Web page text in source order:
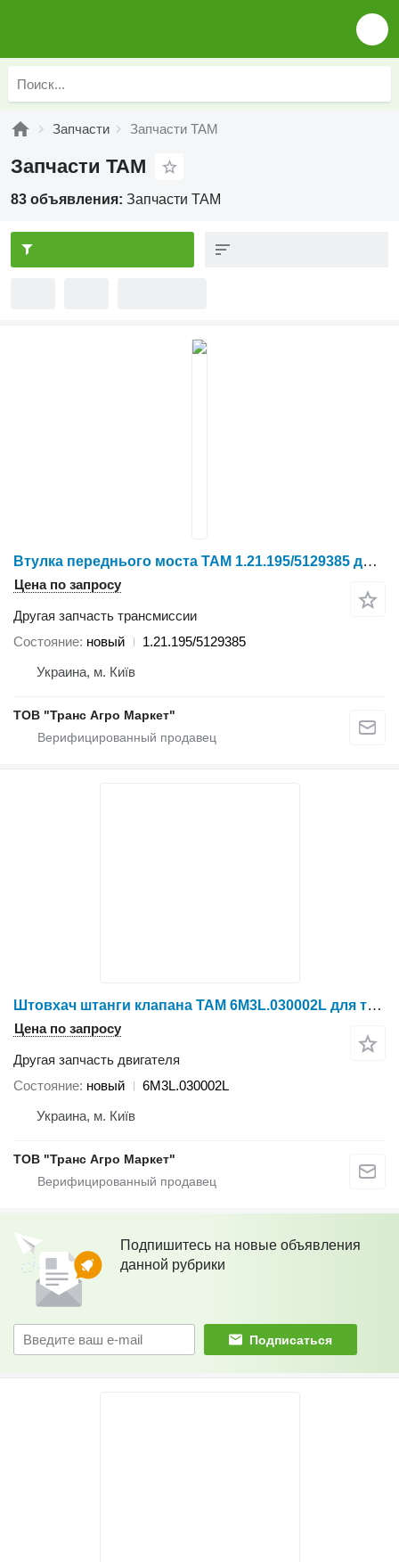
Запчасти Запчасти TAM
Запчасти TAM
83 объявления: Запчасти TAM
Втулка переднього моста TAM 1.21.195/5129385 для трактора колесного YTO X804/X904/LX954/NLX1024/NLX1054/X1204/NLX1304/NLX1404
Цена по запросу
Другая запчасть трансмиссии
Состояние новый
1.21.195/5129385
Украина, м. Київ
ТОВ "Транс Агро Маркет"
Штовхач штанги клапана TAM 6M3L.030002L для трактора колесного X804/X904/LX954/NLX1024/NLX1054/X1204/NLX1304/NLX1404
Цена по запросу
Другая запчасть двигателя
Состояние новый
6M3L.030002L
Украина, м. Київ
ТОВ "Транс Агро Маркет"
Подпишитесь на новые объявления
данной рубрики
Подписаться